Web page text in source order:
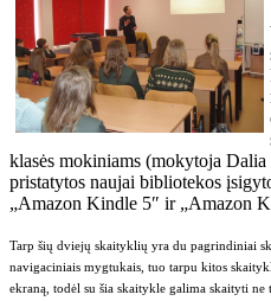
klasės mokiniams (mokytoja Dalia
pristatytos naujai bibliotekos
„Amazon Kindle 5″ ir „Amazon
Tarp šių dviejų skaityklių yra du pagrindiniai
navigaciniais mygtukais, tuo tarpu kitos
ekraną, todėl su šia skaitykle galima skaityti